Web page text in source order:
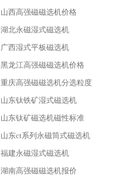
山西高强磁磁选机价格
湖北永磁湿式磁选机
广西湿式平板磁选机
黑龙江高强磁磁选机价格
重庆高强磁磁选机分选粒度
山东钛铁矿湿式磁选机
山东钛矿磁选机磁性标准
山东ct系列永磁筒式磁选机
福建永磁湿式磁选机
湖南高强磁磁选机报价